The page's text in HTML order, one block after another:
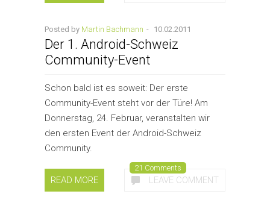
Posted by Martin Bachmann - 10.02.2011
Der 1. Android-Schweiz
Community-Event
Schon bald ist es soweit: Der erste
Community-Event steht vor der Türe! Am
Donnerstag, 24. Februar, veranstalten wir
den ersten Event der Android-Schweiz
Community.
READ MORE
21 Comments
LEAVE COMMENT